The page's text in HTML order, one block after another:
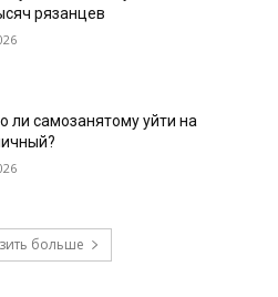
рязанцев
ли самозанятому уйти на
больше